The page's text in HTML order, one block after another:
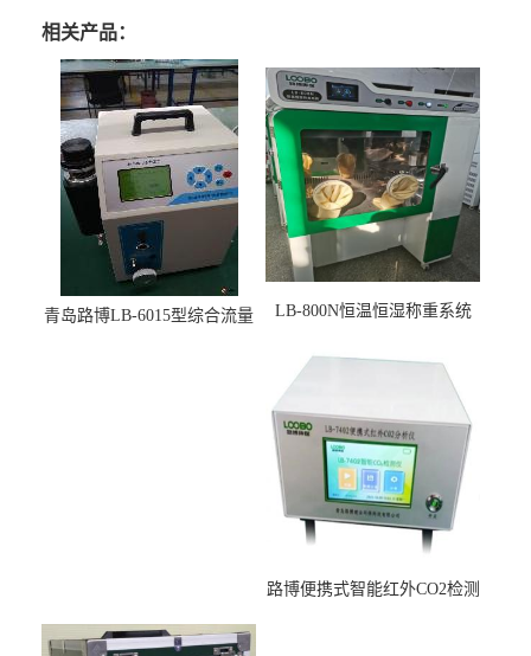
相关产品：
青岛路博LB-6015型综合流量
LB-800N恒温恒湿称重系统
路博便携式智能红外CO2检测